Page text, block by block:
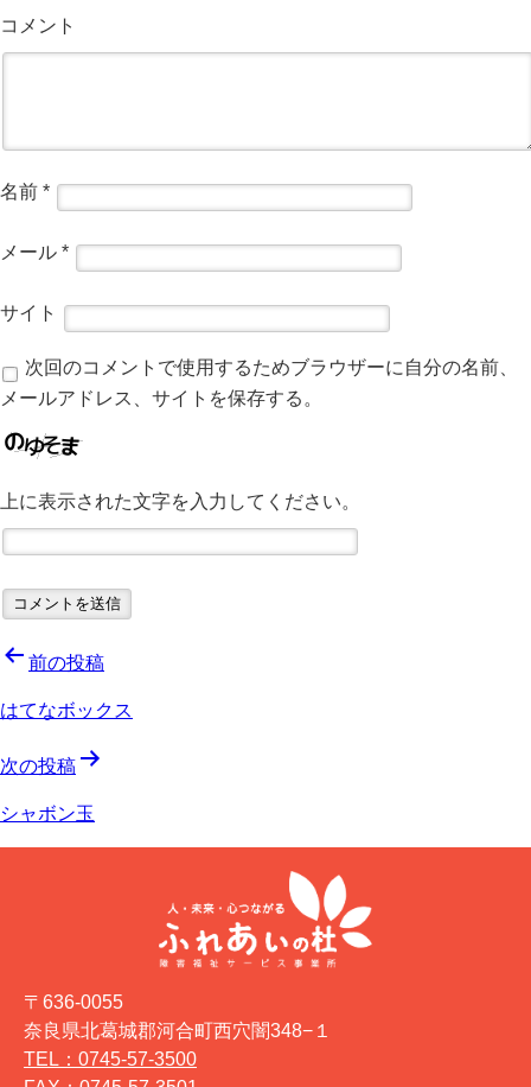
コメント
名前 *
メール *
サイト
次回のコメントで使用するためブラウザーに自分の名前、
メールアドレス、サイトを保存する。
上に表示された文字を入力してください。
投
稿
ン
前の投稿
はてなボックス
次の投稿
シャボン玉
〒636-0055
奈良県北葛城郡河合町西穴闇348−１
TEL：0745-57-3500